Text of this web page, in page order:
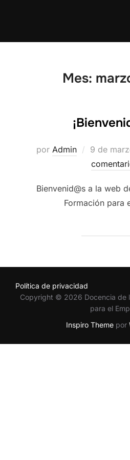
Mes:
por Admin
Publicado
el
9 de
Bienvenid@s a la web
Formación para
Política de privacidad
Copyright © 2026 Docencia de
para el
Inspiro Theme por